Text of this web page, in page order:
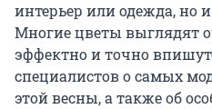
интерьер или одежда, но
Многие цветы выглядят
эффектно и точно
специалистов о самых
этой весны, а также об